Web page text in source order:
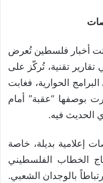
أخبار فلسطين تُعرض
تقنية، تُركّز على
الحوارية، فغابت
بوصفها “عقبة” أمام
الحديث فيه.
إعلامية بديلة، خاصة
الخطاب الفلسطيني
بالوجدان الشعبي.